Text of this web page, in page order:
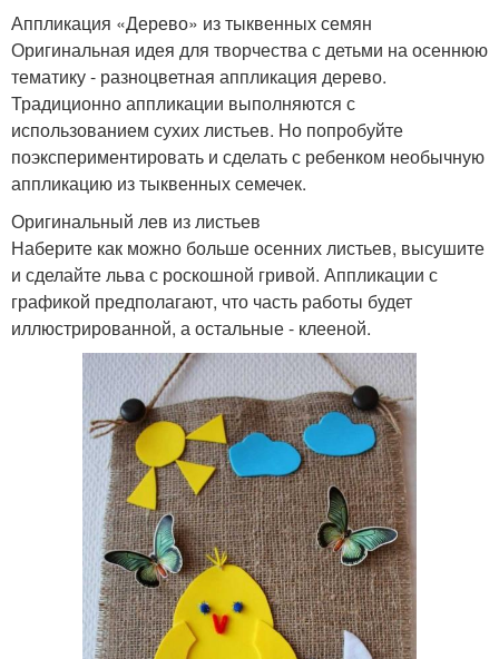
Аппликация «Дерево» из тыквенных семян
Оригинальная идея для творчества с детьми на осеннюю
тематику - разноцветная аппликация дерево.
Традиционно аппликации выполняются с
использованием сухих листьев. Но попробуйте
поэкспериментировать и сделать с ребенком необычную
аппликацию из тыквенных семечек.
Оригинальный лев из листьев
Наберите как можно больше осенних листьев, высушите
и сделайте льва с роскошной гривой. Аппликации с
графикой предполагают, что часть работы будет
иллюстрированной, а остальные - клееной.